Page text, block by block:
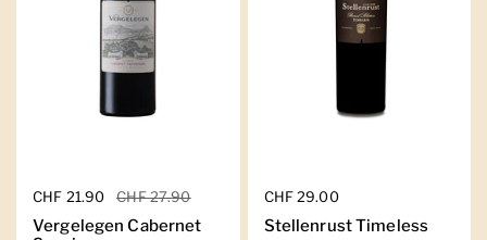
Regulärer Preis
CHF 21.90 Sale-Preis
CHF 27.90
Vergelegen Cabernet
Regulärer Preis
CHF 29.00
Stellenrust Timeless